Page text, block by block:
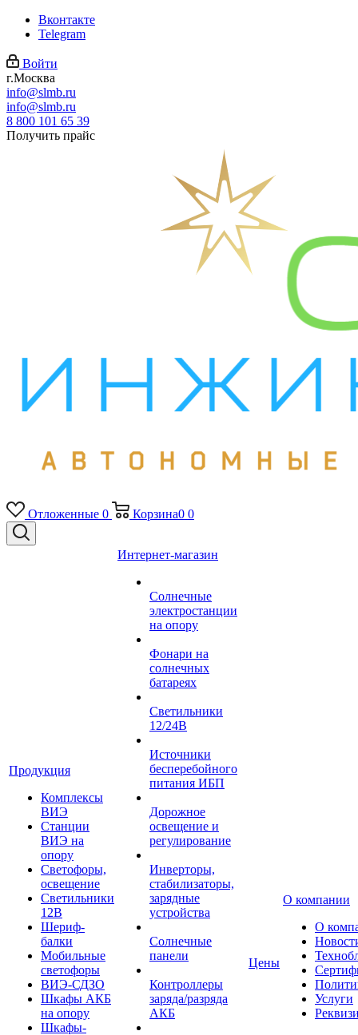
Вконтакте
Telegram
Войти
г.Москва
info@slmb.ru
info@slmb.ru
8 800 101 65 39
Получить прайс
Отложенные 0 Корзина0 0
Продукция
Комплексы
ВИЭ
Станции
ВИЭ на
опору
Светофоры,
освещение
Светильники
12В
Шериф-
балки
Мобильные
светофоры
ВИЭ-СДЗО
Шкафы АКБ
на опору
Шкафы-
Интернет-магазин
Солнечные
электростанции
на опору
Фонари на
солнечных
батареях
Светильники
12/24В
Источники
бесперебойного
питания ИБП
Дорожное
освещение и
регулирование
Инверторы,
стабилизаторы,
зарядные
устройства
Солнечные
панели
Контроллеры
заряда/разряда
АКБ
Цены
О компании
О
Услуги